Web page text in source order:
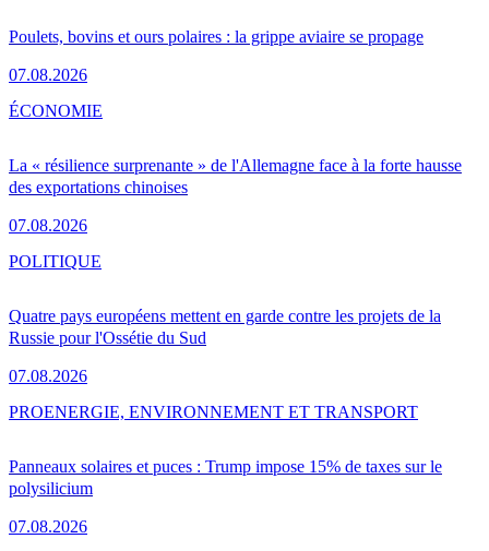
Poulets, bovins et ours polaires : la grippe aviaire se propage
07.08.2026
La « résilience surprenante » de l'Allemagne face à la forte hausse
des exportations chinoises
07.08.2026
ÉCONOMIE
Quatre pays européens mettent en garde contre les projets de la
Russie pour l'Ossétie du Sud
07.08.2026
POLITIQUE
Panneaux solaires et puces : Trump impose 15% de taxes sur le
polysilicium
07.08.2026
PROENERGIE, ENVIRONNEMENT ET TRANSPORT